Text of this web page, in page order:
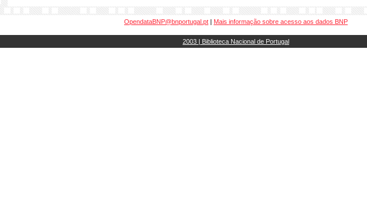
OpendataBNP@bnportugal.pt | Mais informação sobre acesso aos dados BNP
2003 | Biblioteca Nacional de Portugal